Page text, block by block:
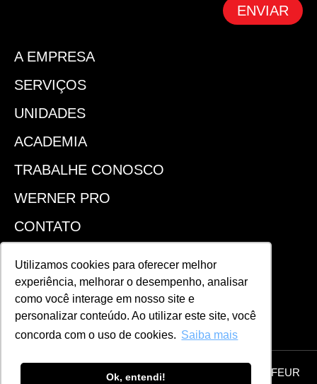
Utilizamos cookies para oferecer melhor
experiência, melhorar o desempenho, analisar
como você interage em nosso site e
personalizar conteúdo. Ao utilizar este site, você
concorda com o uso de cookies. Saiba mais
Ok, entendi!
ENVIAR
A EMPRESA
SERVIÇOS
UNIDADES
ACADEMIA
TRABALHE CONOSCO
WERNER PRO
CONTATO
ACOMPANHE!
© 2026 Todos os direitos reservados | WERNER COIFFEUR